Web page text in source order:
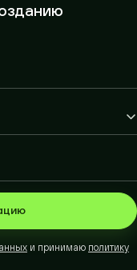
и принимаю политику